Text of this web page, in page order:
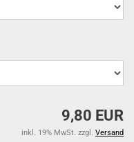
9,80 EUR
inkl. 19% MwSt. zzgl. Versand